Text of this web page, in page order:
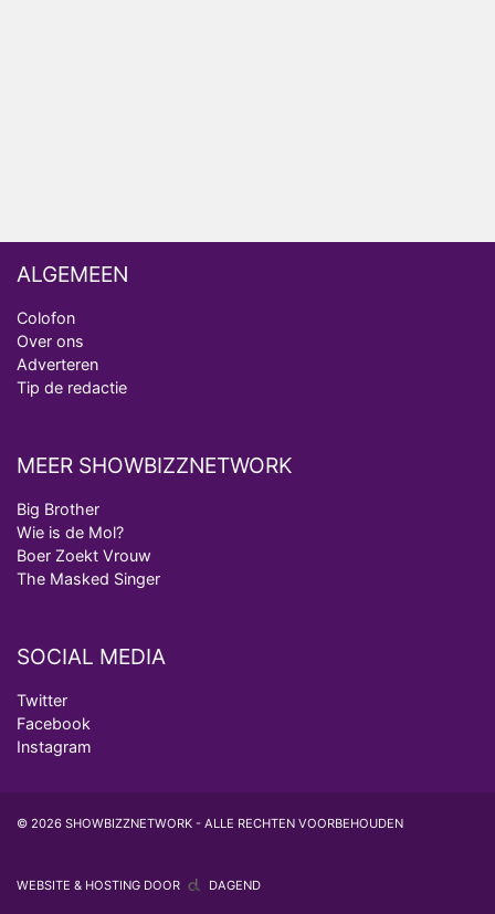
ALGEMEEN
Colofon
Over ons
Adverteren
Tip de redactie
MEER SHOWBIZZNETWORK
Big Brother
Wie is de Mol?
Boer Zoekt Vrouw
The Masked Singer
SOCIAL MEDIA
Twitter
Facebook
Instagram
© 2026 SHOWBIZZNETWORK - ALLE RECHTEN VOORBEHOUDEN
WEBSITE & HOSTING DOOR DAGEND